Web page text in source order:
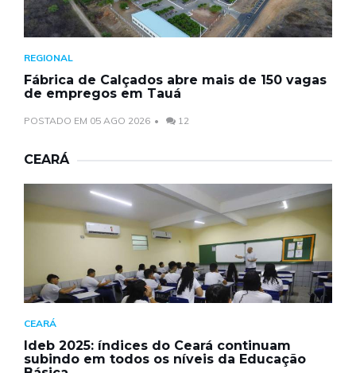
REGIONAL
Fábrica de Calçados abre mais de 150 vagas
de empregos em Tauá
POSTADO EM 05 AGO 2026 12
CEARÁ
CEARÁ
Ideb 2025: índices do Ceará continuam
subindo em todos os níveis da Educação